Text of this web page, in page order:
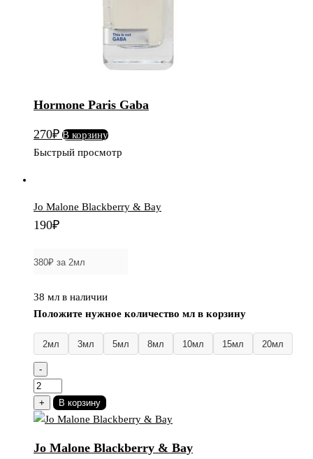
Hormone Paris Gaba
270₽ В корзину
Быстрый просмотр
Jo Malone Blackberry & Bay
190₽
38 мл в наличии
Положите нужное количество мл в корзину
2мл 3мл 5мл 8мл 10мл 15мл 20мл
-
Количество
товара
Jo
Blackberry
+ В корзину
Jo Malone Blackberry & Bay